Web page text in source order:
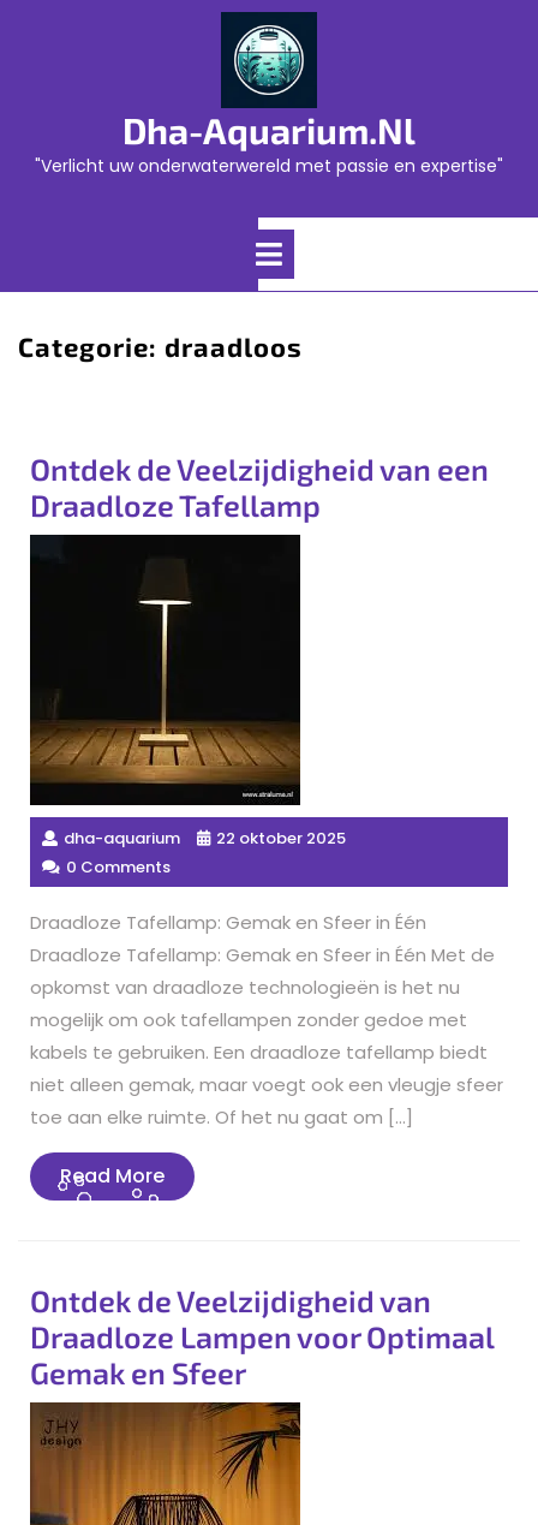
Dha-Aquarium.nl
"Verlicht uw onderwaterwereld met passie en expertise"
Open
Categorie: draadloos
Ontdek de Veelzijdigheid van een
Draadloze Tafellamp
dha-aquarium
22 oktober 2025
0 Comments
Draadloze Tafellamp: Gemak en Sfeer in Één
Draadloze Tafellamp: Gemak en Sfeer in Één Met de
opkomst van draadloze technologieën is het nu
mogelijk om ook tafellampen zonder gedoe met
kabels te gebruiken. Een draadloze tafellamp biedt
niet alleen gemak, maar voegt ook een vleugje sfeer
toe aan elke ruimte. Of het nu gaat om […]
Read MoreRead
More
Ontdek de Veelzijdigheid van
Draadloze Lampen voor Optimaal
Gemak en Sfeer